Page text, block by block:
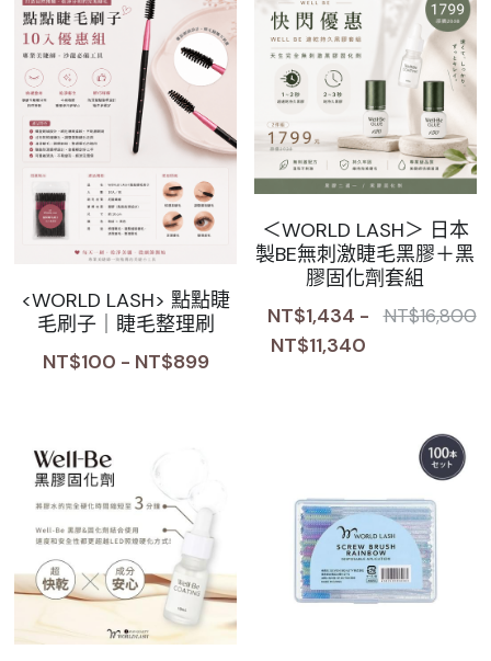
睫毛周邊
睫毛保養
修甲磨棒
<WORLD LASH> 點點睫
毛刷子｜睫毛整理刷
NT$100 - NT$899
＜WORLD LASH＞ 日本
製BE無刺激睫毛黑膠＋黑
膠固化劑套組
NT$1,434 -
NT$11,340
NT$16,800